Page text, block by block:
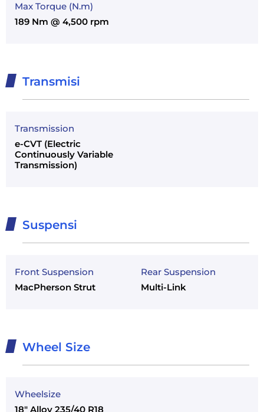
Max Torque (N.m)
189 Nm @ 4,500 rpm
Transmisi
Transmission
e-CVT (Electric
Continuously Variable
Transmission)
Suspensi
Front Suspension
MacPherson Strut
Rear Suspension
Multi-Link
Wheel Size
Wheelsize
18" Alloy 235/40 R18